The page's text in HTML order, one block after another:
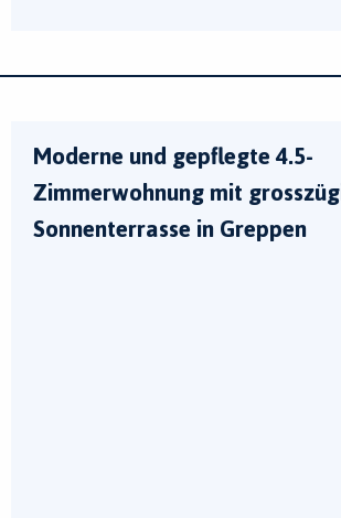
Moderne und gepflegte 4.5-
Zimmerwohnung mit
Sonnenterrasse in Greppen